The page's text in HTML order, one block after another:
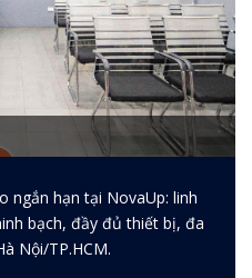
thuê phòng
tiết kiệm chi
ngắn hạn tại NovaUp: linh
bạch, đầy đủ thiết bị, đa
Nội/TP.HCM.